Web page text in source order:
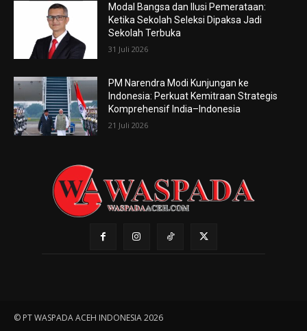
Modal Bangsa dan Ilusi Pemerataan:
Ketika Sekolah Seleksi Dipaksa Jadi
Sekolah Terbuka
31 Juli 2026
PM Narendra Modi Kunjungan ke
Indonesia: Perkuat Kemitraan Strategis
Komprehensif India–Indonesia
21 Juli 2026
© PT WASPADA ACEH INDONESIA 2026